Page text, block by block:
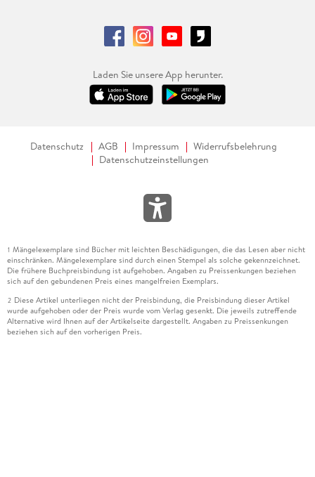
Laden Sie unsere App herunter.
Datenschutz AGB Impressum
Widerrufsbelehrung
Datenschutzeinstellungen
1 Mängelexemplare sind Bücher mit leichten Beschädigungen, die das Lesen aber nicht
einschränken. Mängelexemplare sind durch einen Stempel als solche gekennzeichnet.
Die frühere Buchpreisbindung ist aufgehoben. Angaben zu Preissenkungen beziehen
sich auf den gebundenen Preis eines mangelfreien Exemplars.
2 Diese Artikel unterliegen nicht der Preisbindung, die Preisbindung dieser Artikel
wurde aufgehoben oder der Preis wurde vom Verlag gesenkt. Die jeweils zutreffende
Alternative wird Ihnen auf der Artikelseite dargestellt. Angaben zu Preissenkungen
beziehen sich auf den vorherigen Preis.